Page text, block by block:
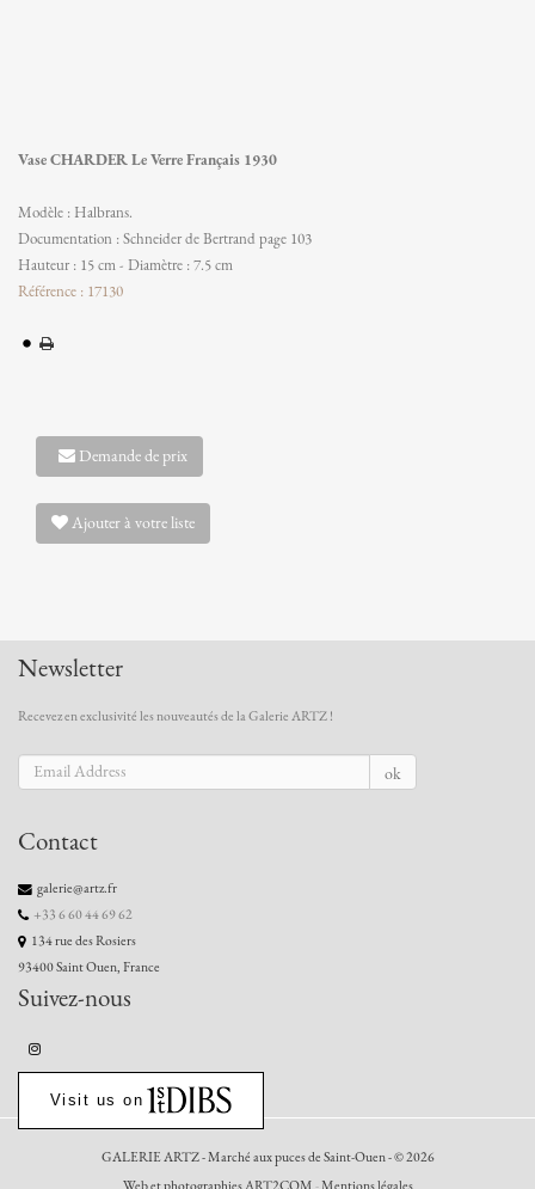
Vase CHARDER Le Verre Français 1930
Modèle : Halbrans.
Documentation : Schneider de Bertrand page 103
Hauteur : 15 cm - Diamètre : 7.5 cm
Référence : 17130
Demande de prix
Ajouter à votre liste
Newsletter
Recevez en exclusivité les nouveautés de la Galerie ARTZ !
ok
Contact
galerie@artz.fr
+33 6 60 44 69 62
134 rue des Rosiers
93400 Saint Ouen, France
Suivez-nous
Visit us on
GALERIE ARTZ - Marché aux puces de Saint-Ouen - © 2026
Web et photographies ART2COM -Mentions légales